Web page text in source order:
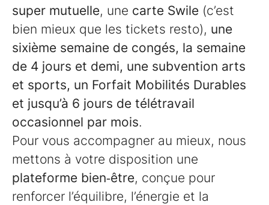
super mutuelle, une carte Swile (c’est
bien mieux que les tickets resto), une
sixième semaine de congés, la semaine
de 4 jours et demi, une subvention arts
et sports, un Forfait Mobilités Durables
et jusqu’à 6 jours de télétravail
occasionnel par mois.
Pour vous accompagner au mieux, nous
mettons à votre disposition une
plateforme bien‑être, conçue pour
renforcer l’équilibre, l’énergie et la